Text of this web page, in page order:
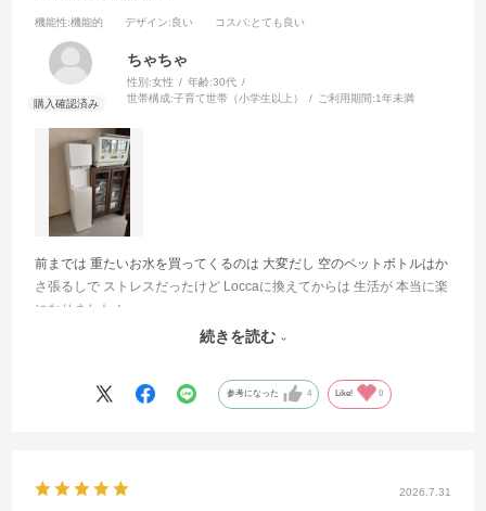
機能性:機能的 デザイン:良い コスパ:とても良い
ちゃちゃ
性別:女性 年齢:30代
世帯構成:子育て世帯（小学生以上） ご利用期間:1年未満
前までは 重たいお水を買ってくるのは 大変だし 空のペットボトルはか
さ張るしで ストレスだったけど Loccaに換えてからは 生活が 本当に楽
になりました！
家族5人だと すごくお水も飲むけど その都度 お水を足せばいいし いつ
続きを読む
参考になった 4 Like! 0
2026.7.31